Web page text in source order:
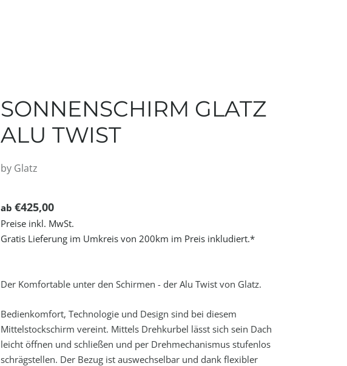
SONNENSCHIRM GLATZ
ALU TWIST
by Glatz
ab €425,00
Preise inkl. MwSt.
Gratis Lieferung im Umkreis von 200km im Preis inkludiert.*
Der Komfortable unter den Schirmen - der Alu Twist von Glatz.
Bedienkomfort, Technologie und Design sind bei diesem
Mittelstockschirm vereint. Mittels Drehkurbel lässt sich sein Dach
leicht öffnen und schließen und per Drehmechanismus stufenlos
schrägstellen. Der Bezug ist auswechselbar und dank flexibler